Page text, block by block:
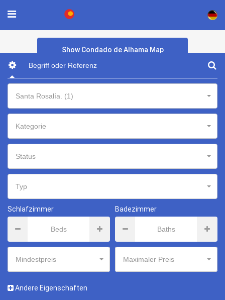
×
Show Condado de Alhama Map
Santa Rosalía. (1)
Kategorie
Status
Typ
Schlafzimmer Badezimmer
Mindestpreis Maximaler Preis
Andere Eigenschaften